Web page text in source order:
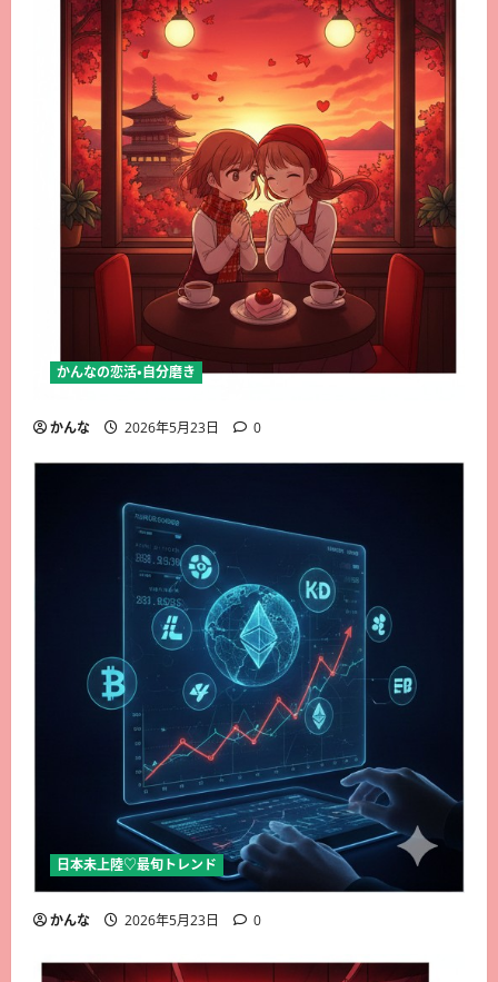
かんなの恋活・自分磨き
かんな 2026年5月23日 0
日本未上陸♡最旬トレンド
かんな 2026年5月23日 0